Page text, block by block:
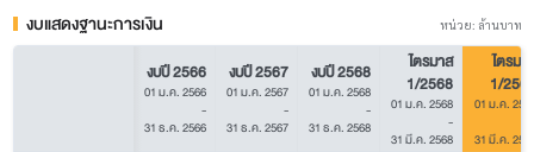
งบแสดงฐานะการเงิน
หน่วย: ล้านบาท
งบปี 2566
01 ม.ค. 2566
-
31 ธ.ค. 2566
งบปี 2567
01 ม.ค. 2567
-
31 ธ.ค. 2567
งบปี 2568
01 ม.ค. 2568
-
31 ธ.ค. 2568
ไตรมาส
1/2568
01 ม.ค. 2568
-
31 มี.ค. 2568
ไตรมา
1/
01 ม.ค.
31 มี.ค.